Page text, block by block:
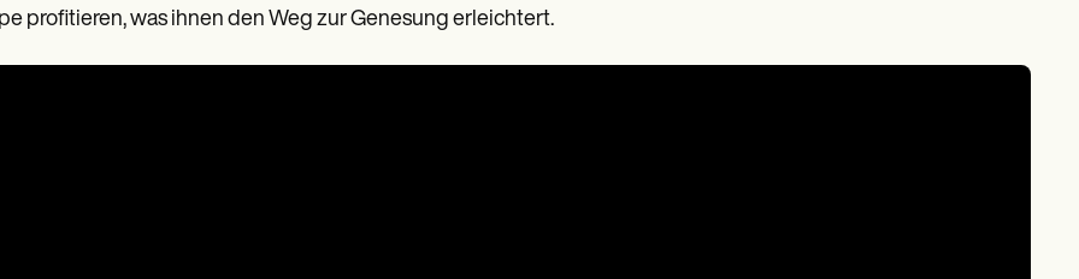
profitieren, was ihnen den Weg zur Genesung erleichtert.